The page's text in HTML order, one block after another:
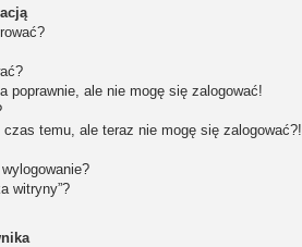
poprawnie, ale nie mogę się zalogować!
czas temu, ale teraz nie mogę się zalogować?!
witryny”?